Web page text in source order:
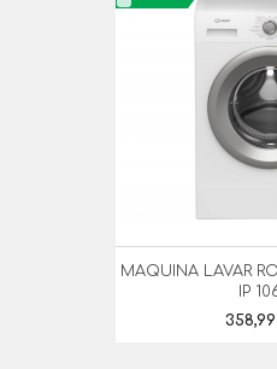
MAQUINA LAVAR ROUPA INDESIT 10KG
IP
Preço